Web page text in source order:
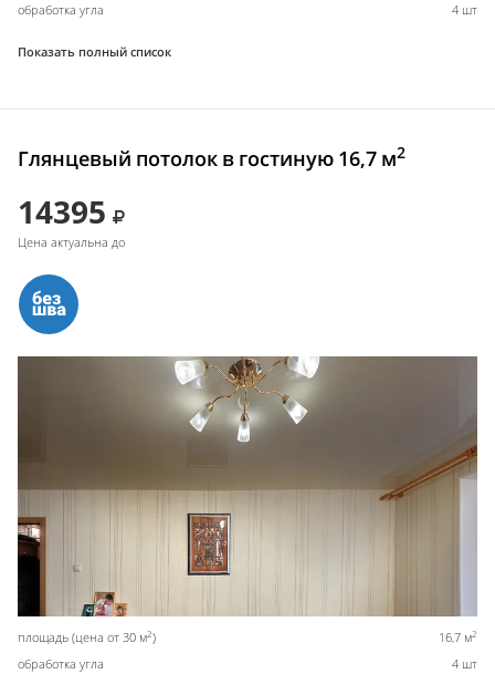
обработка угла 4 шт
Показать полный список
Глянцевый потолок в гостиную 16,7 м2
14395
Цена актуальна до
площадь (цена от 30 м2) 16,7 м2
обработка угла 4 шт